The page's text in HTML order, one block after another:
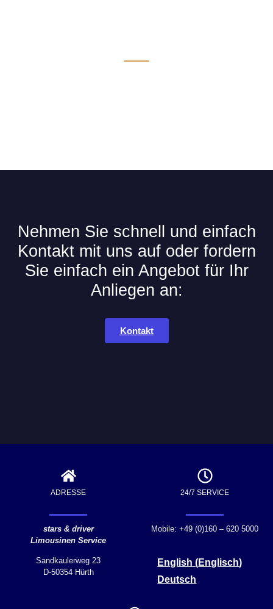
Nehmen Sie schnell und einfach
Kontakt mit uns auf oder fordern
Sie einfach ein Angebot für Ihr
Anliegen an:
Kontakt
ADRESSE
stars & driver
Limousinen Service
Sandkaulerweg 23
D-50354 Hürth
24/7 SERVICE
Mobile: +49 (0)160 – 620 5000
English (Englisch)
Deutsch